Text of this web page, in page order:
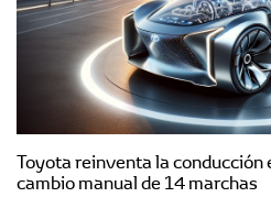
Toyota reinventa la conducción
cambio manual de 14 marchas